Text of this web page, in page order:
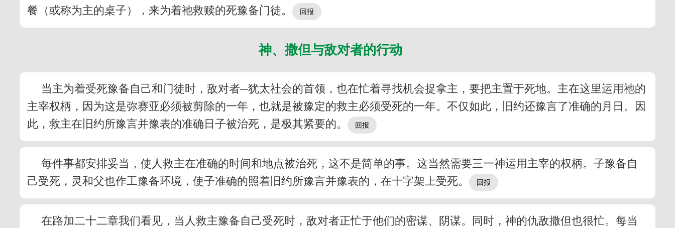
餐（或称为主的桌子），来为着祂救赎的死豫备门徒。
神、撒但与敌对者的行动
当主为着受死豫备自己和门徒时，敌对者─犹太社会的首领，也在忙着寻找机会捉拿主，要把主置于死地。主在这里运用祂的
主宰权柄，因为这是弥赛亚必须被剪除的一年，也就是被豫定的救主必须受死的一年。不仅如此，旧约还豫言了准确的月日。因
此，救主在旧约所豫言并豫表的准确日子被治死，是极其紧要的。
每件事都安排妥当，使人救主在准确的时间和地点被治死，这不是简单的事。这当然需要三一神运用主宰的权柄。子豫备自
己受死，灵和父也作工豫备环境，使子准确的照着旧约所豫言并豫表的，在十字架上受死。
在路加二十二章我们看见，当人救主豫备自己受死时，敌对者正忙于他们的密谋、阴谋。同时，神的仇敌撒但也很忙。每当